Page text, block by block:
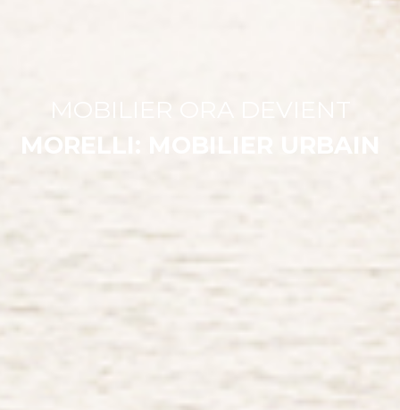
MOBILIER ORA DEVIENT
MORELLI: MOBILIER URBAIN